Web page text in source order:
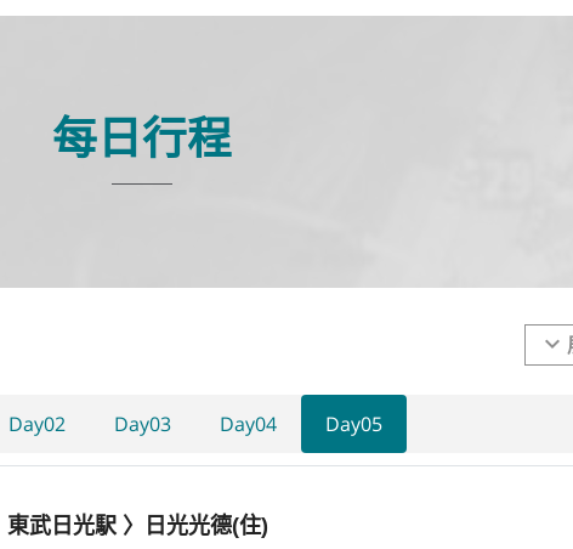
每日行程
expand_more
Day02 Day03 Day04 Day05
武日光駅 〉日光光德(住)